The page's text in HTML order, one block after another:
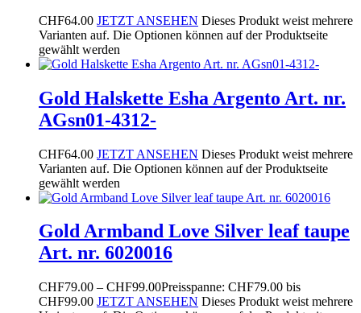
CHF64.00 JETZT ANSEHEN Dieses Produkt weist mehrere
Varianten auf. Die Optionen können auf der Produktseite
gewählt werden
Gold Halskette Esha Argento Art. nr.
AGsn01-4312-
CHF64.00 JETZT ANSEHEN Dieses Produkt weist mehrere
Varianten auf. Die Optionen können auf der Produktseite
gewählt werden
Gold Armband Love Silver leaf taupe
Art. nr. 6020016
CHF79.00 – CHF99.00Preisspanne: CHF79.00 bis
CHF99.00 JETZT ANSEHEN Dieses Produkt weist mehrere